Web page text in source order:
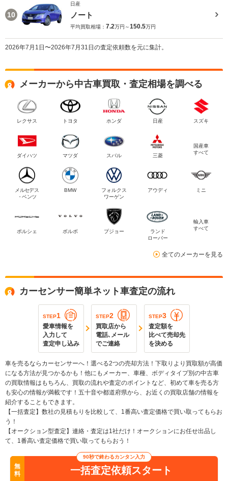
10
日産
ノート
平均買取相場： 7.2万円～150.5万円
2026年7月1日〜2026年7月31日の査定依頼数を元に集計。
メーカーから中古車買取・査定相場を調べる
レクサス トヨタ ホンダ 日産 スズキ
ダイハツ マツダ スバル 三菱
国産車
すべて
メルセデス
・ベンツ
BMW
フォルクス
ワーゲン
アウディ ミニ
ポルシェ ボルボ プジョー
ランド
ローバー
輸入車
すべて
全てのメーカーを見る
カーセンサー簡単ネット車査定の流れ
STEP1
愛車情報を
入力して
査定申し込み
STEP2
買取店から
電話､メール
でご連絡
STEP3
査定額を
比べて売却先
を決める
車を売るならカーセンサーへ！選べる2つの売却方法！下取りより買取額が高価
になる方法が見つかるかも！他にもメーカー、車種、ボディタイプ別の中古車
の買取情報はもちろん、買取の流れや査定のポイントなど、初めて車を売る方
も安心の情報が満載です！五十音や都道府県から、お近くの買取店舗の情報を
紹介することもできます。
【一括査定】数社の見積もりを比較して、1番高い査定価格で買い取ってもらお
う！
【オークション型査定】連絡・査定は1社だけ！オークションにお任せ出品し
て、1番高い査定価格で買い取ってもらおう！
無
料
90秒で終わるカンタン入力
一括査定依頼スタート